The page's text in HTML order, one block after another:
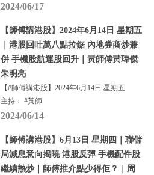
2024/06/17
【師傅講港股】2024年6月14日 星期五
｜港股回吐萬八點拉鋸 內地券商炒兼
併 手機股航運股回升｜黃師傅黃瑋傑
朱明亮
【#師傅講港股】2024年6月14日 星期五
主持： #黃師
2024/06/14
【師傅講港股】6月13日 星期四｜聯儲
局減息意向揭曉 港股反彈 手機配件股
繼續熱炒｜師傅推介點少得佢？｜周